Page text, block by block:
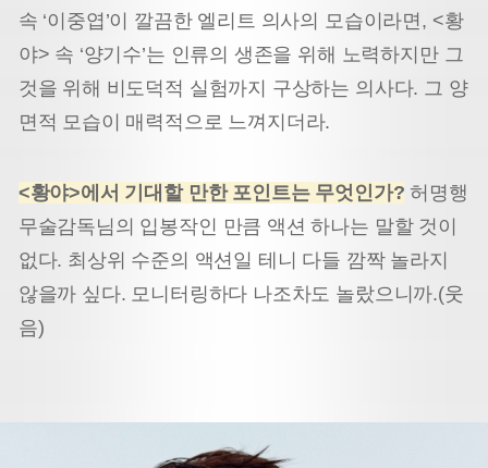
속 ‘이중엽’이 깔끔한 엘리트 의사의 모습이라면, <황
야> 속 ‘양기수’는 인류의 생존을 위해 노력하지만 그
것을 위해 비도덕적 실험까지 구상하는 의사다. 그 양
면적 모습이 매력적으로 느껴지더라.
<황야>에서 기대할 만한 포인트는 무엇인가? 허명행
무술감독님의 입봉작인 만큼 액션 하나는 말할 것이
없다. 최상위 수준의 액션일 테니 다들 깜짝 놀라지
않을까 싶다. 모니터링하다 나조차도 놀랐으니까.(웃
음)